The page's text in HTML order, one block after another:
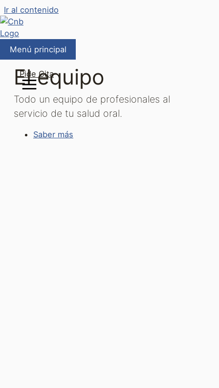
Ir al contenido
Menú principal
Pide Cita
El equipo
Todo un equipo de profesionales al
servicio de tu salud oral.
Saber más